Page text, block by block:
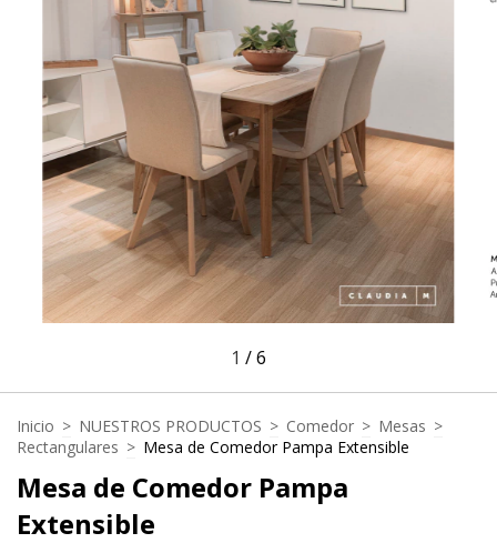
1 /6
Inicio > NUESTROS PRODUCTOS > Comedor > Mesas >
Rectangulares > Mesa de Comedor Pampa Extensible
Mesa de Comedor Pampa
Extensible